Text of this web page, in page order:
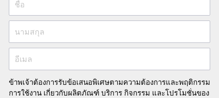
ชื่อ
นามสกุล
อีเมล
ข้าพเจ้าต้องการรับข้อเสนอพิเศษตามความต้องการและพฤติกรรม
การใช้งาน เกี่ยวกับผลิตภัณฑ์ บริการ กิจกรรม และโปรโมชั่นของ